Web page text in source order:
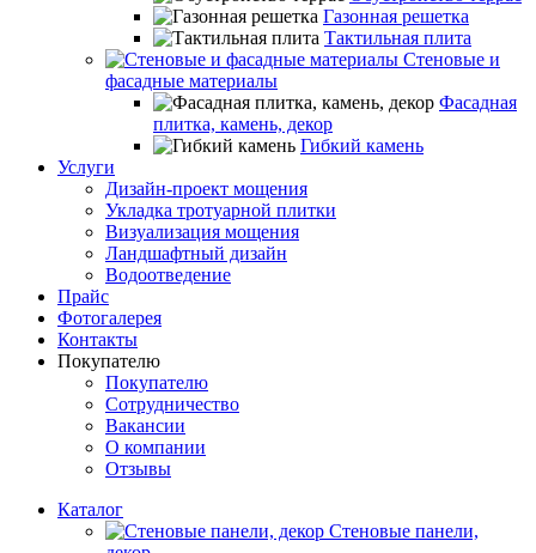
Газонная решетка
Тактильная плита
Стеновые и
фасадные материалы
Фасадная
плитка, камень, декор
Гибкий камень
Услуги
Дизайн-проект мощения
Укладка тротуарной плитки
Визуализация мощения
Ландшафтный дизайн
Водоотведение
Прайс
Фотогалерея
Контакты
Покупателю
Покупателю
Сотрудничество
Вакансии
О компании
Отзывы
Каталог
Стеновые панели,